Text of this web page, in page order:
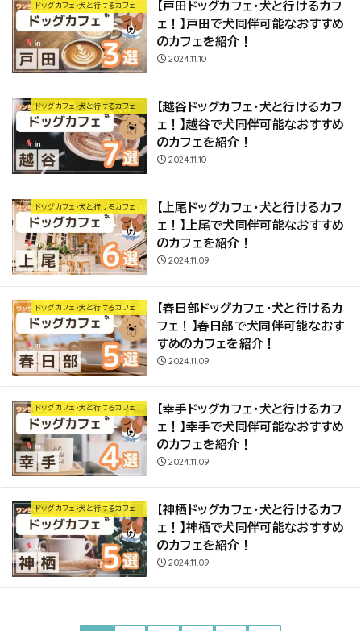
ドッグカフェ・犬と行けるカフェ！
【戸田ドッグカフェ・犬と行けるカフ
ェ！】戸田で犬同伴可能なおすすめ
のカフェを紹介！
2024.11.10
ドッグカフェ・犬と行けるカフェ！
【越谷ドッグカフェ・犬と行けるカフ
ェ！】越谷で犬同伴可能なおすすめ
のカフェを紹介！
2024.11.10
ドッグカフェ・犬と行けるカフェ！
【上尾ドッグカフェ・犬と行けるカフ
ェ！】上尾で犬同伴可能なおすすめ
のカフェを紹介！
2024.11.09
ドッグカフェ・犬と行けるカフェ！
【春日部ドッグカフェ・犬と行けるカ
フェ！】春日部で犬同伴可能なおす
すめのカフェを紹介！
2024.11.09
ドッグカフェ・犬と行けるカフェ！
【幸手ドッグカフェ・犬と行けるカフ
ェ！】幸手で犬同伴可能なおすすめ
のカフェを紹介！
2024.11.09
ドッグカフェ・犬と行けるカフェ！
【神栖ドッグカフェ・犬と行けるカフ
ェ！】神栖で犬同伴可能なおすすめ
のカフェを紹介！
2024.11.09